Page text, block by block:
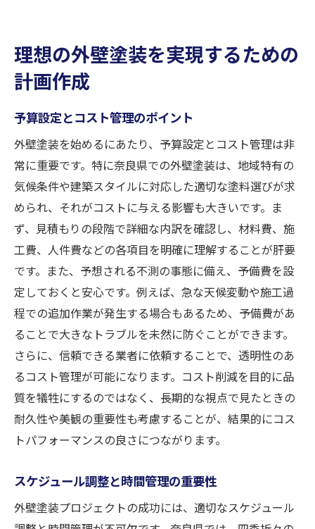
理想の外壁塗装を実現するための
計画作成
予算設定とコスト管理のポイント
外壁塗装を始めるにあたり、予算設定とコスト管理は非
常に重要です。特に奈良県での外壁塗装は、地域特有の
気候条件や建築スタイルに対応した適切な塗料選びが求
められ、それがコストに与える影響も大きいです。ま
ず、見積もりの段階で詳細な内訳を確認し、材料費、施
工費、人件費などの各項目を明確に理解することが肝要
です。また、予想される不測の事態に備え、予備費を設
定しておくと安心です。例えば、急な天候変動や施工過
程での追加作業が発生する場合もあるため、予備費があ
ることで大きなトラブルを未然に防ぐことができます。
さらに、信頼できる業者に依頼することで、透明性のあ
るコスト管理が可能になります。コスト削減を目的に品
質を犠牲にするのではなく、長期的な視点で見たときの
耐久性や美観の重要性も考慮することが、結果的にコス
トパフォーマンスの良さにつながります。
スケジュール調整と時間管理の重要性
外壁塗装プロジェクトの成功には、適切なスケジュール